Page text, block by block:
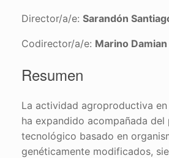
Director/a/e: Sarandón
Codirector/a/e: Marino Damian
Resumen
La actividad agroproductiva
ha expandido acompañada del
tecnológico basado en
genéticamente modificados,